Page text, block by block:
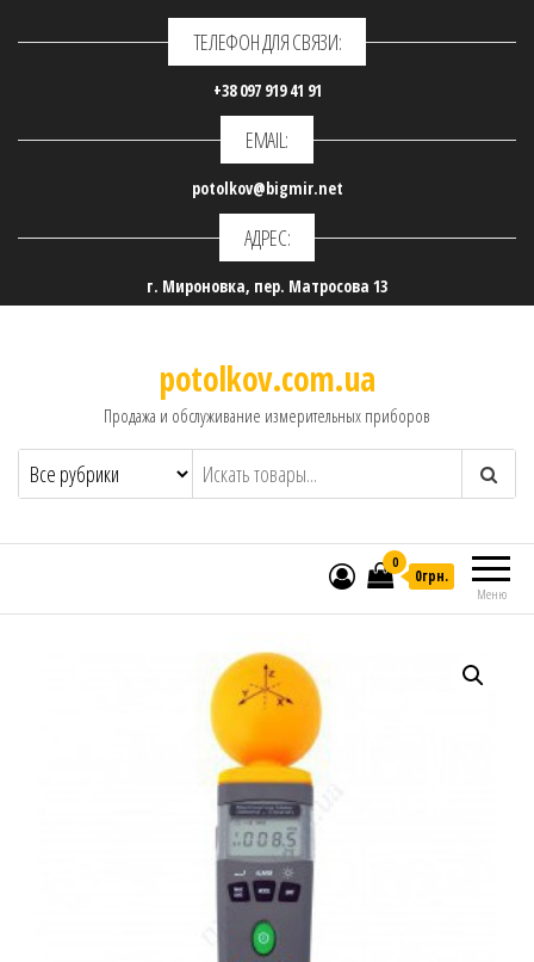
ТЕЛЕФОН ДЛЯ СВЯЗИ:
+38 097 919 41 91
EMAIL:
potolkov@bigmir.net
АДРЕС:
г. Мироновка, пер. Матросова 13
potolkov.com.ua
Продажа и обслуживание измерительных приборов
Меню
0
0грн.